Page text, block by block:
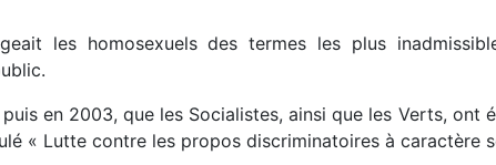
les homosexuels des termes les plus
puis en 2003, que les Socialistes, ainsi que les Verts,
« Lutte contre les propos discriminatoires à caractère